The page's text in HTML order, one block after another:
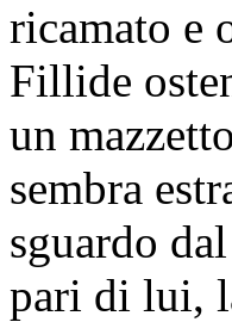
ricamato e
Fillide
un
sembra
sguardo
pari di lui,